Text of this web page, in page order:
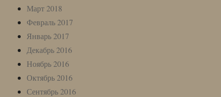
Март 2018
Февраль 2017
Январь 2017
Декабрь 2016
Ноябрь 2016
Октябрь 2016
Сентябрь 2016